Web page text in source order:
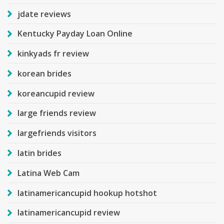
jdate reviews
Kentucky Payday Loan Online
kinkyads fr review
korean brides
koreancupid review
large friends review
largefriends visitors
latin brides
Latina Web Cam
latinamericancupid hookup hotshot
latinamericancupid review